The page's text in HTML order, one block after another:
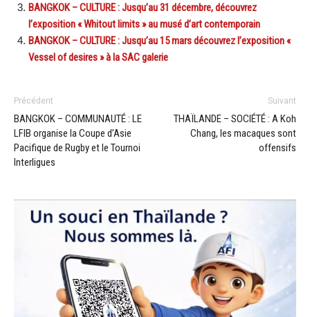
BANGKOK – CULTURE : Jusqu’au 31 décembre, découvrez
l’exposition « Whitout limits » au musé d’art contemporain
BANGKOK – CULTURE : Jusqu’au 15 mars découvrez l’exposition «
Vessel of desires » à la SAC galerie
Précédent
BANGKOK – COMMUNAUTÉ : LE
LFIB organise la Coupe d’Asie
Pacifique de Rugby et le Tournoi
Interligues
Suivant
THAÏLANDE – SOCIÉTÉ : A Koh
Chang, les macaques sont
offensifs